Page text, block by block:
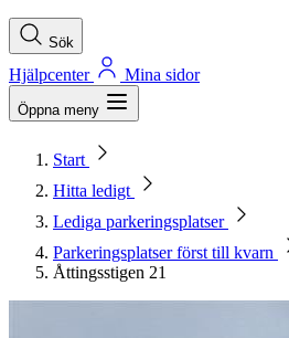
Sök
Hjälpcenter Mina sidor
Öppna meny
Start
Hitta ledigt
Lediga parkeringsplatser
Parkeringsplatser först till kvarn
Åttingsstigen 21